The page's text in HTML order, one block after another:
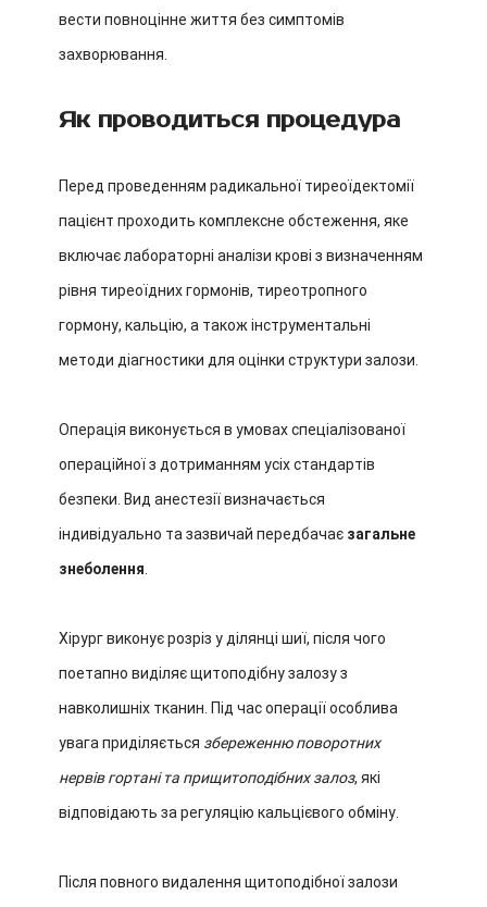
вести повноцінне життя без симптомів
захворювання.
Як проводиться процедура
Перед проведенням радикальної тиреоїдектомії
пацієнт проходить комплексне обстеження, яке
включає лабораторні аналізи крові з визначенням
рівня тиреоїдних гормонів, тиреотропного
гормону, кальцію, а також інструментальні
методи діагностики для оцінки структури залози.
Операція виконується в умовах спеціалізованої
операційної з дотриманням усіх стандартів
безпеки. Вид анестезії визначається
індивідуально та зазвичай передбачає загальне
знеболення
Хірург виконує розріз у ділянці шиї, після чого
поетапно виділяє щитоподібну залозу з
навколишніх тканин. Під час операції особлива
увага приділяється збереженню поворотних
нервів гортані та прищитоподібних залоз, які
відповідають за регуляцію кальцієвого обміну.
Після повного видалення щитоподібної залози